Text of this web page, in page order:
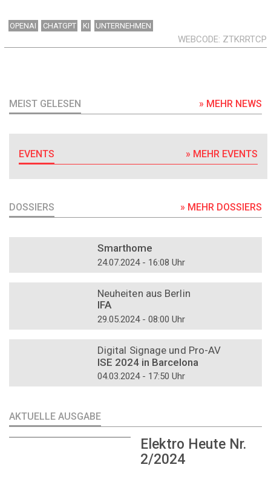
OPENAI CHATGPT KI UNTERNEHMEN
WEBCODE ZTKRRTCP
MEIST GELESEN » MEHR NEWS
EVENTS » MEHR EVENTS
DOSSIERS » MEHR DOSSIERS
Smarthome
24.07.2024 - 16:08 Uhr
Neuheiten aus Berlin
IFA
29.05.2024 - 08:00 Uhr
Digital Signage und Pro-AV
ISE 2024 in Barcelona
04.03.2024 - 17:50 Uhr
AKTUELLE AUSGABE
Elektro Heute Nr.
2/2024